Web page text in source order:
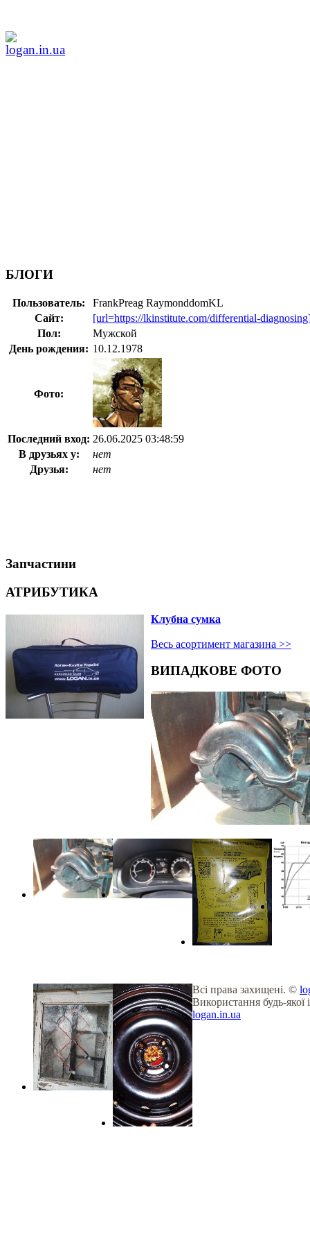
БЛОГИ
Пользователь:
FrankPreag RaymonddomKL
Сайт:
[url=https://lkinstitute.com/differential-
Пол:
Мужской
День рождения: 10.12.1978
Фото:
Последний вход: 26.06.2025 03:48:59
В друзьях у:
нет
Друзья:
нет
Запчастини
АТРИБУТИКА
Клубна сумка
Весь асортимент магазина >>
ВИПАДКОВЕ ФОТО
Всі права захищені. ©
Використання будь-
logan.in.ua